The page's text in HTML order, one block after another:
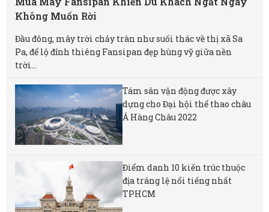
Không Muốn Rời
Đầu đông, mây trời chảy tràn như suối thác về thị xã Sa
Pa, để lộ đỉnh thiêng Fansipan đẹp hùng vỹ giữa nền
trời...
Tám sân vận động được xây
dựng cho Đại hội thể thao châu
Á Hàng Châu 2022
Điểm danh 10 kiến trúc thuộc
địa tráng lệ nổi tiếng nhất
TPHCM